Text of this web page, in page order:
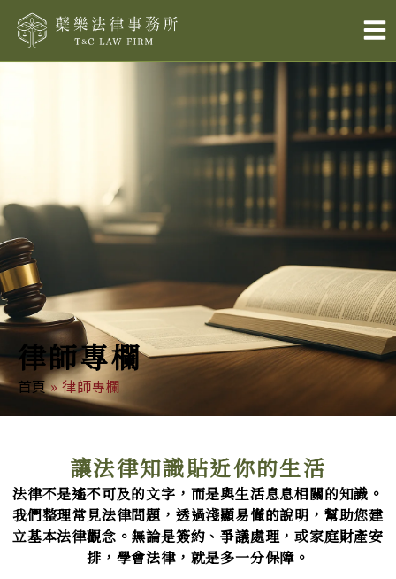
律師專欄
首頁»律師專欄
讓法律知識貼近你的生活
法律不是遙不可及的文字，而是與生活息息相關的知識。
我們整理常見法律問題，透過淺顯易懂的說明，幫助您建
立基本法律觀念。 無論是簽約、爭議處理，或家庭財產安
排， 學會法律，就是多一分保障。